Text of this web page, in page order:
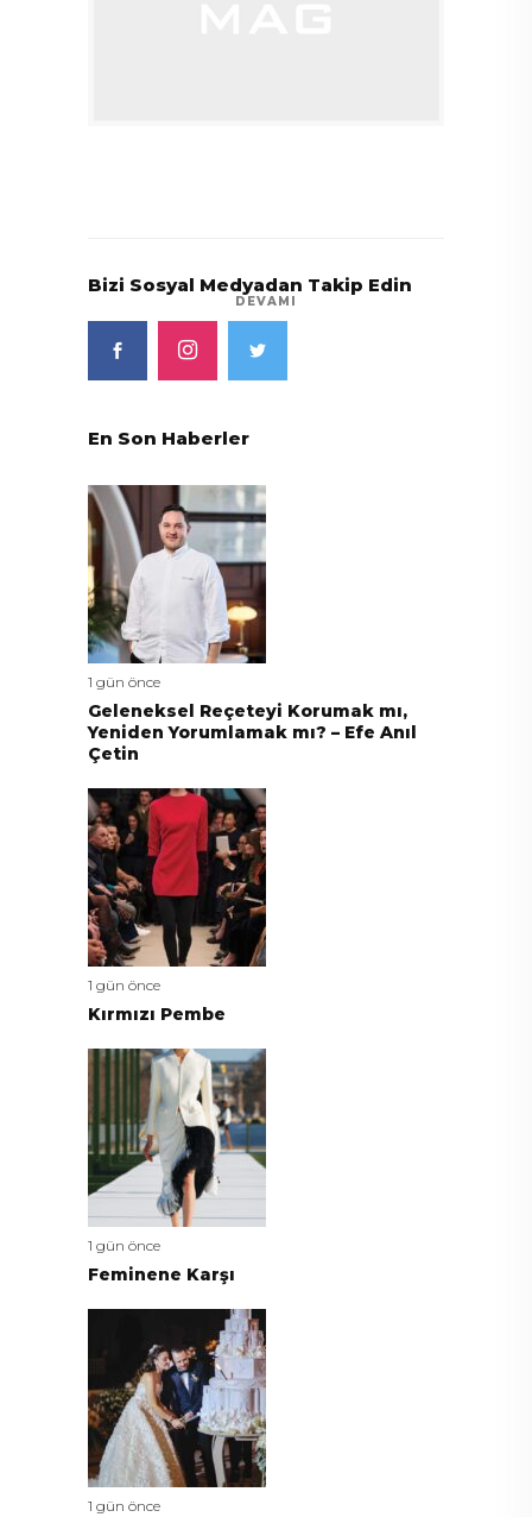
DEVAMI
Bizi Sosyal Medyadan Takip Edin
En Son Haberler
1 gün önce
Geleneksel Reçeteyi Korumak mı,
Yeniden Yorumlamak mı? – Efe Anıl
Çetin
1 gün önce
Kırmızı Pembe
1 gün önce
Feminene Karşı
1 gün önce